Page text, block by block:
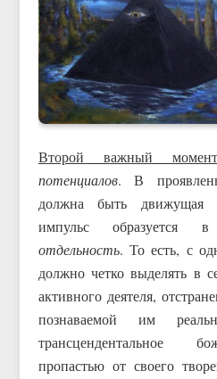
Второй важный момент
потенциалов. В
должна быть движущая
импульс
отдельность. То есть, с
должно четко выделять в
активного деятеля,
познаваемой им
трансцендентальное
пропастью от своего